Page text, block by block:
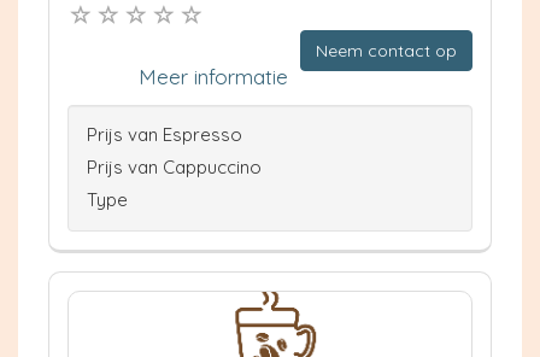
Neem contact op
Meer informatie
Prijs van Espresso
Prijs van Cappuccino
Type